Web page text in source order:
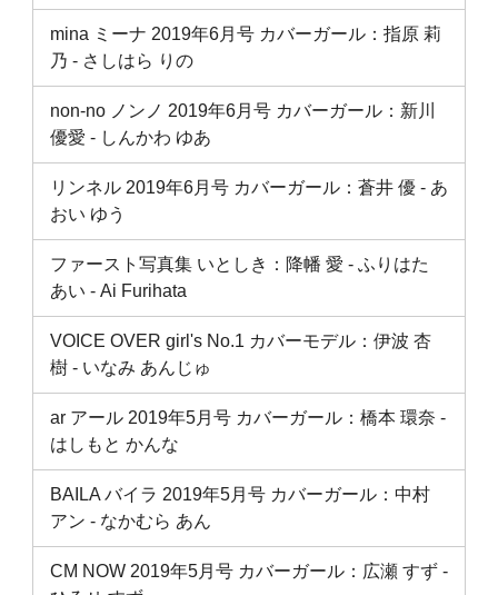
mina ミーナ 2019年6月号 カバーガール：指原 莉
乃 ‐ さしはら りの
non-no ノンノ 2019年6月号 カバーガール：新川
優愛 ‐ しんかわ ゆあ
リンネル 2019年6月号 カバーガール：蒼井 優 ‐ あ
おい ゆう
ファースト写真集 いとしき：降幡 愛 ‐ ふりはた
あい ‐ Ai Furihata
VOICE OVER girl's No.1 カバーモデル：伊波 杏
樹 ‐ いなみ あんじゅ
ar アール 2019年5月号 カバーガール：橋本 環奈 ‐
はしもと かんな
BAILA バイラ 2019年5月号 カバーガール：中村
アン ‐ なかむら あん
CM NOW 2019年5月号 カバーガール：広瀬 すず ‐